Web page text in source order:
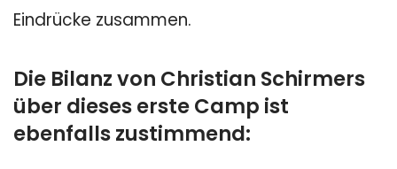
Eindrücke zusammen.
Die Bilanz von Christian Schirmers
über dieses erste Camp ist
ebenfalls zustimmend: